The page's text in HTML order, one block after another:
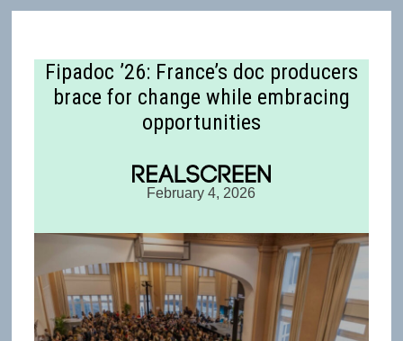
Fipadoc ’26: France’s doc producers
brace for change while embracing
opportunities
February 4, 2026